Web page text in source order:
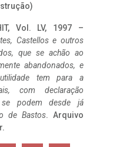
Vol. LV, 1997 –
Castellos e outros
que se achão ao
abandonados, e
tem para a
com declaração
se podem desde já
de Bastos. Arquivo